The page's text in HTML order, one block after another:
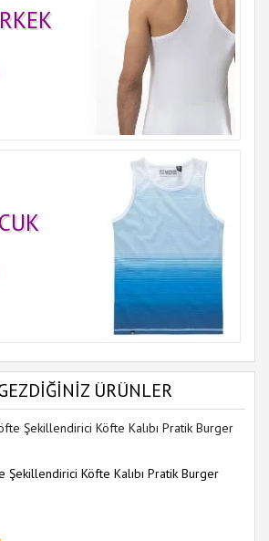
ÜRÜNLER
Köfte Kalıbı Pratik Burger